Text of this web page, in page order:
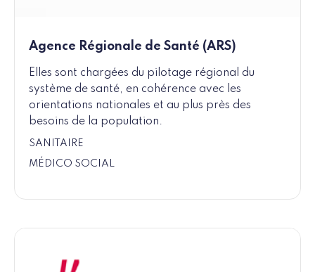
Agence Régionale de Santé (ARS)
Elles sont chargées du pilotage régional du
système de santé, en cohérence avec les
orientations nationales et au plus près des
besoins de la population.
SANITAIRE
MÉDICO SOCIAL